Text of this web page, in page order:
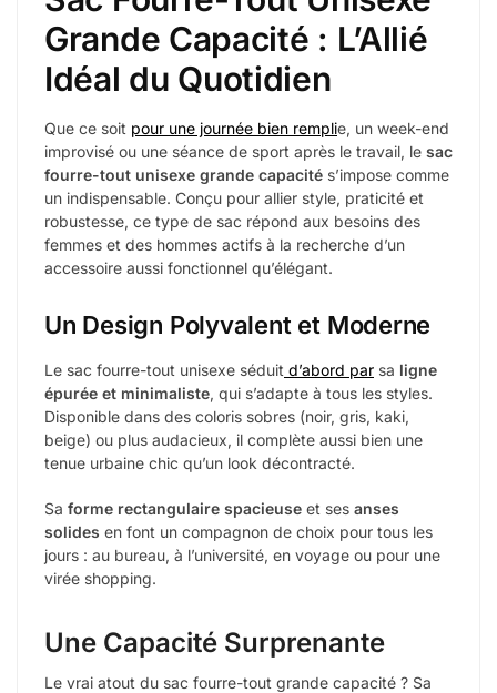
Grande Capacité : L’Allié
Idéal du Quotidien
Que ce soit pour une journée bien remplie, un week-end
improvisé ou une séance de sport après le travail, le sac
fourre-tout unisexe grande capacité s’impose comme
un indispensable. Conçu pour allier style, praticité et
robustesse, ce type de sac répond aux besoins des
femmes et des hommes actifs à la recherche d’un
accessoire aussi fonctionnel qu’élégant.
Un Design Polyvalent et Moderne
Le sac fourre-tout unisexe séduit d’abord par sa ligne
épurée et minimaliste, qui s’adapte à tous les styles.
Disponible dans des coloris sobres (noir, gris, kaki,
beige) ou plus audacieux, il complète aussi bien une
tenue urbaine chic qu’un look décontracté.
Sa forme rectangulaire spacieuse et ses anses
solides en font un compagnon de choix pour tous les
jours : au bureau, à l’université, en voyage ou pour une
virée shopping.
Une Capacité Surprenante
Le vrai atout du sac fourre-tout grande capacité ? Sa